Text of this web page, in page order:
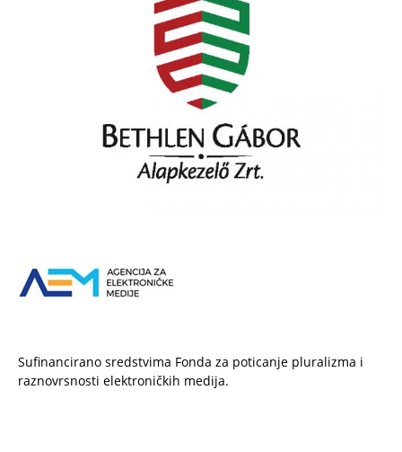
Sufinancirano sredstvima Fonda za poticanje pluralizma i
raznovrsnosti elektroničkih medija.